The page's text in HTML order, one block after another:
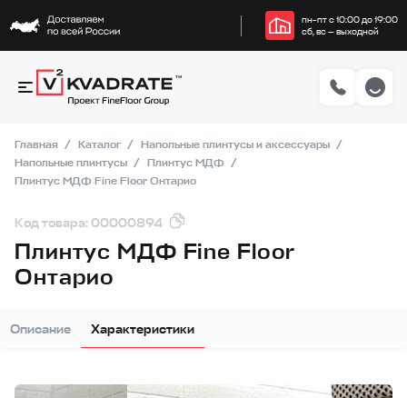
пн–пт с 10:00 до 19:00
сб, вс — выходной
Главная Каталог
Напольные плинтусы и аксессуары
Напольные плинтусы
Плинтус МДФ
Плинтус МДФ Fine Floor Онтарио
Код товара: 00000894
Плинтус МДФ Fine Floor
Онтарио
Описание Характеристики